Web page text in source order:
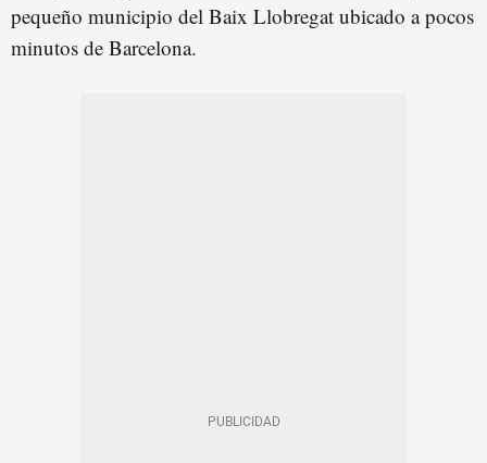
pequeño municipio del Baix Llobregat ubicado a pocos
minutos de Barcelona.